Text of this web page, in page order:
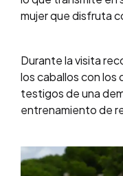
mujer que disfruta
Durante la visita
los caballos con los
testigos de una
entrenamiento de